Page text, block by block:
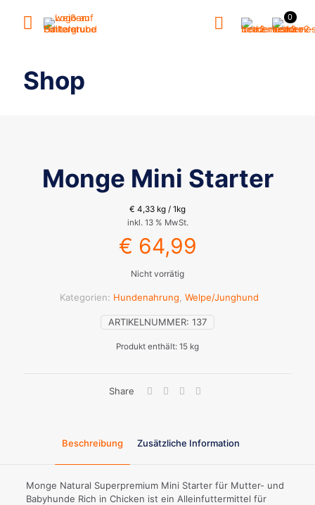
0
Shop
Monge Mini Starter
€ 4,33 kg / 1kg
inkl. 13 % MwSt.
€ 64,99
Nicht vorrätig
Produkt enthält: 15 kg
ARTIKELNUMMER: 137
Kategorien: Hundenahrung Welpe/Junghund
Share
Beschreibung Zusätzliche Information
Monge Natural Superpremium Mini Starter für Mutter- und
Babyhunde Rich in Chicken ist ein Alleinfuttermittel für